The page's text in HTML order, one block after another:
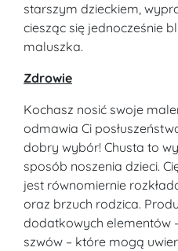
starszym dzieckiem,
ciesząc się jednocześnie
maluszka.
Zdrowie
Kochasz nosić swoje
odmawia Ci
dobry wybór! Chusta to
sposób noszenia dzieci.
jest równomiernie
oraz brzuch rodzica.
dodatkowych elementów
szwów – które mogą